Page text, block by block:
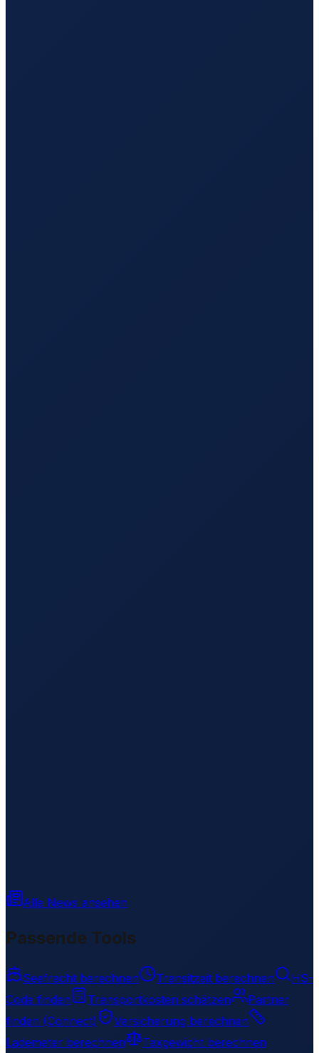
Alle News ansehen
Passende Tools
Seefracht berechnen Transitzeit berechnen
HS-
Code finden
Transportkosten schätzen
Partner
finden (Connect)
Versicherung berechnen
Lademeter berechnen
Taxgewicht berechnen